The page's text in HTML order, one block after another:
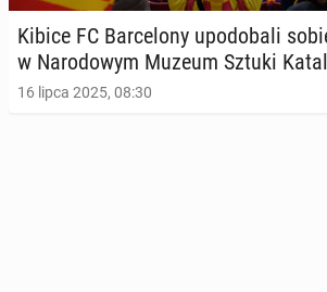
Kibice FC Bar­ce­lo­ny upodo­ba­li
w Na­ro­do­wym Muzeum Sztuki
16 lipca 2025, 08:30